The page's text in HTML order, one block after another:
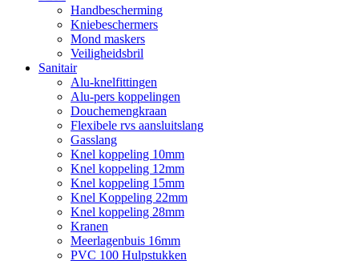
Handbescherming
Kniebeschermers
Mond maskers
Veiligheidsbril
Sanitair
Alu-knelfittingen
Alu-pers koppelingen
Douchemengkraan
Flexibele rvs aansluitslang
Gasslang
Knel koppeling 10mm
Knel koppeling 12mm
Knel koppeling 15mm
Knel Koppeling 22mm
Knel koppeling 28mm
Kranen
Meerlagenbuis 16mm
PVC 100 Hulpstukken